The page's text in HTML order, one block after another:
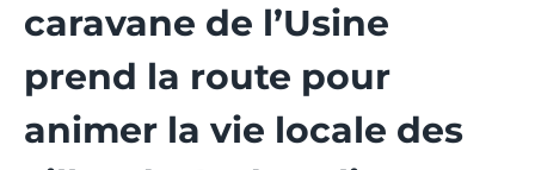
caravane de l’Usine
prend la route pour
animer la vie locale des